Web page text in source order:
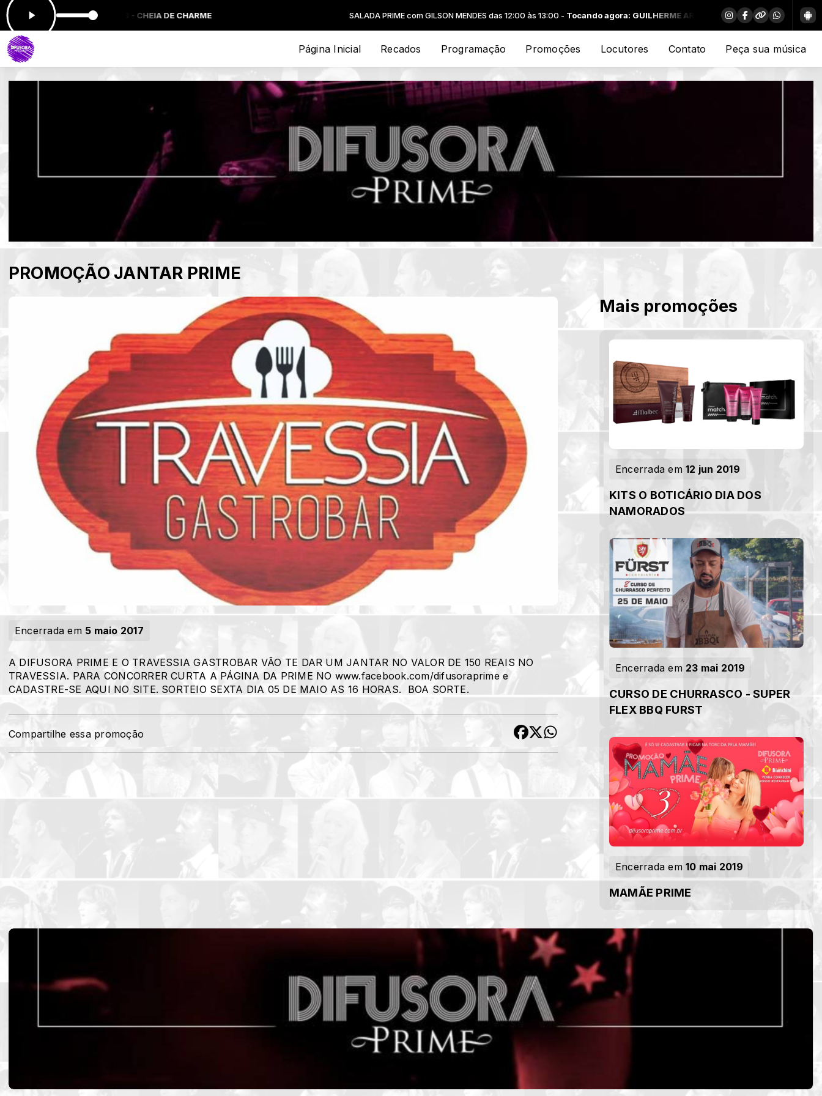
ARANTES - CHEIA DE CHARME SALADA PRIME com GILSON MENDES das 12:00 às 13:00 -Tocando agora: GUILHERME ARANTES - CHEIA DE CHARME
Página Inicial Recados Programação Promoções Locutores Contato Peça sua música
PROMOÇÃO JANTAR PRIME
Encerrada em 5 maio 2017
A DIFUSORA PRIME E O TRAVESSIA GASTROBAR VÃO TE DAR UM JANTAR NO VALOR DE 150 REAIS NO
TRAVESSIA. PARA CONCORRER CURTA A PÁGINA DA PRIME NO www.facebook.com/difusoraprime e
CADASTRE-SE AQUI NO SITE. SORTEIO SEXTA DIA 05 DE MAIO AS 16 HORAS. BOA SORTE.
Compartilhe essa promoção
Mais promoções
Encerrada em12 jun 2019
KITS O BOTICÁRIO DIA DOS
NAMORADOS
Encerrada em 23 mai 2019
CURSO DE CHURRASCO - SUPER
FLEX BBQ FURST
Encerrada em10 mai 2019
MAMÃE PRIME